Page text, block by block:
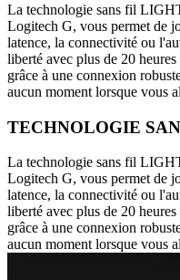
La technologie sans fil
Logitech G, vous permet de
latence, la connectivité ou
liberté avec plus de 20
grâce à une connexion
aucun moment lorsque vous
TECHNOLOGIE
La technologie sans fil
Logitech G, vous permet de
latence, la connectivité ou
liberté avec plus de 20
grâce à une connexion
aucun moment lorsque vous